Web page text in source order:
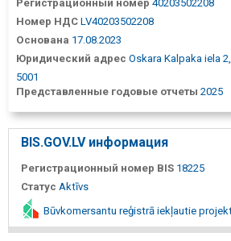
Регистрационный номер 40203502208
Номер НДС LV40203502208
Основана 17.08.2023
Юридический адрес Oskara Kalpaka iela
5001
Представленные годовые отчеты 2025
BIS.GOV.LV информация
Регистрационный номер BIS 18225
Статус Aktīvs
Būvkomersantu reģistrā iekļautie